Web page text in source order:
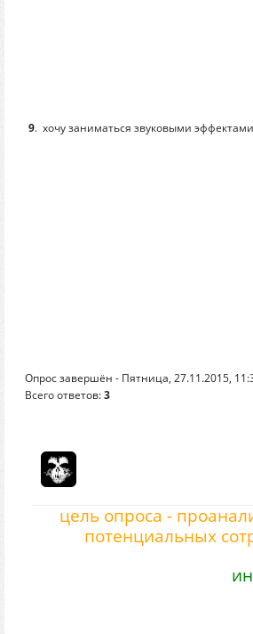
9. хочу заниматься звуковыми эффектами
Опрос завершён - Пятница, 27.11.2015,
Всего ответов:3
цель опроса -
потенциальных